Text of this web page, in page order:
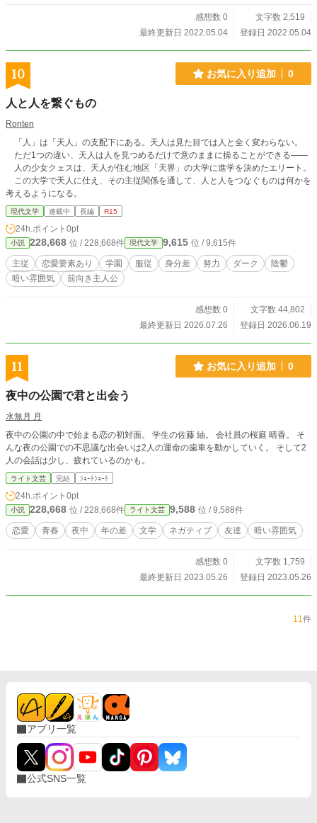
感想数 0
文字数 2,519
最終更新日 2022.05.04
登録日 2022.05.04
10 お気に入り追加 0
人と人を繋ぐもの
Ronten
「人」は「天人」の支配下にある。天人は見た目では人と全く変わらない。
ただ1つの違い、天人は人を見つめるだけで意のままに操ることができる――
人の少女クェスは、天人が住む地区「天界」の大学に進学を決めたエリート。
この大学で天人に仕え、その主従関係を通して、人と人をつなぐものは何かを
考えるようになる。
現代文学 連載中 長編 R15
24h.ポイント 0pt
小説 228,668 位 / 228,668件 現代文学 9,615 位 / 9,615件
主従 恋愛要素あり 学園 服従 身分差 努力 ダーク
陰鬱
暗い雰囲気
前向き主人公
感想数 0
文字数 44,802
最終更新日 2026.07.26
登録日 2026.06.19
11 お気に入り追加 0
夜中の公園で君と出会う
水無月 月
夜中の公園の中で始まる恋の初対面。 学生の佐藤 紬。 会社員の桜庭 晴香。 そ
んな夜の公園での不思議な出会いは2人の運命の歯車を動かしていく。 そして2
人の会話は少し、疲れているのかも。
ライト文芸 完結 ｼｮｰﾄｼｮｰﾄ
24h.ポイント 0pt
小説 228,668 位 / 228,668件 ライト文芸 9,588 位 / 9,588件
恋愛 青春 夜中 年の差 文学 ネガティブ 友達 暗い雰囲気
感想数 0
文字数 1,759
最終更新日 2023.05.26
登録日 2023.05.26
11件
アプリ一覧
公式SNS一覧